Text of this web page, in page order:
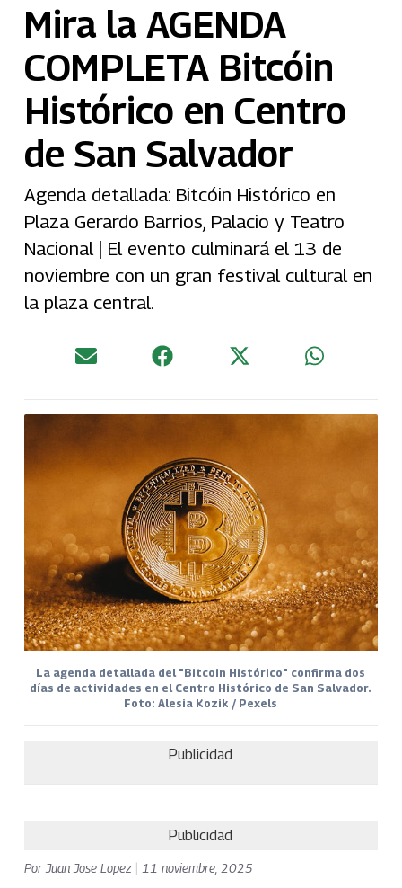
Mira la AGENDA
COMPLETA Bitcóin
Histórico en Centro
de San Salvador
Agenda detallada: Bitcóin Histórico en
Plaza Gerardo Barrios, Palacio y Teatro
Nacional | El evento culminará el 13 de
noviembre con un gran festival cultural en
la plaza central.
La agenda detallada del "Bitcoin Histórico" confirma dos
días de actividades en el Centro Histórico de San Salvador.
Foto: Alesia Kozik / Pexels
Publicidad
Publicidad
Por Juan Jose Lopez 11 noviembre, 2025